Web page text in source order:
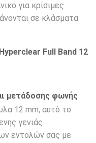
για κρίσιμες
σε κλάσματα
Full Band 12
μετάδοσης φωνής
12 mm, αυτό το
γενιάς
εντολών σας με